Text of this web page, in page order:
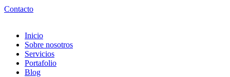
Contacto
Inicio
Sobre nosotros
Servicios
Portafolio
Blog